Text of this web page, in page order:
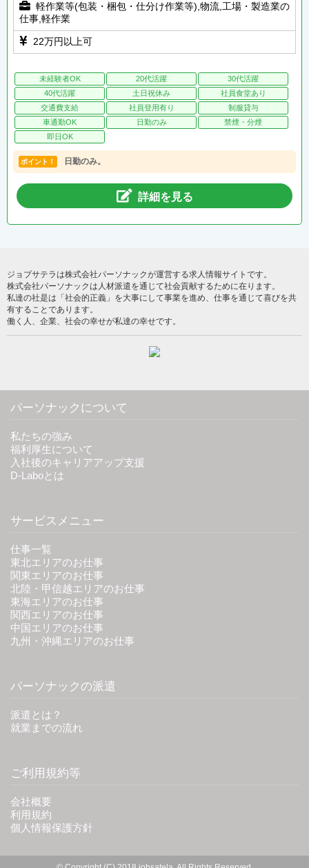
軽作業等(包装・梱包・仕分け作業等),物流,工場・製造業の
仕事,軽作業
22万円以上可
未経験者OK 20代活躍
30代活躍
40代活躍
土日祝休み
社員食堂あり
交通費支給
社員登用有り
制服貸与
車通勤OK
日勤のみ
禁煙・分煙
即日OK
ポイント！ 日勤のみ。
詳細を見る
ジョブサテラは株式会社パーソナックが運営する求人情報サイトです。
株式会社パーソナックは人材派遣を通じて社会貢献するために在ります。
私達の社是は「社会的正義」を大事にして事業を進め、仕事を通じて喜びを共
有することであります。
働く人、企業、社会の幸せが私達の幸せです。
パーソナックについて
私たちの強み
福利厚生について
入社後のキャリアアップ支援
D-Laboとは
サービスメニュー
仕事一覧
東北エリアのお仕事
関東エリアのお仕事
北陸・甲信越エリアのお仕事
東海エリアのお仕事
関西エリアのお仕事
中国エリアのお仕事
九州・沖縄エリアのお仕事
パーソナックの派遣
派遣とは？
就業までの流れ
ご利用規約等
会社概要
利用規約
個人情報保護方針